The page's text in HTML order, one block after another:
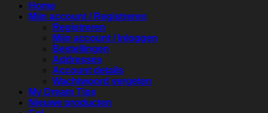
Home
Mijn account / Registreren
Registreren
Mijn account / Inloggen
Bestellingen
Addresses
Account details
Wachtwoord vergeten
My Dream Tips
Nieuwe producten